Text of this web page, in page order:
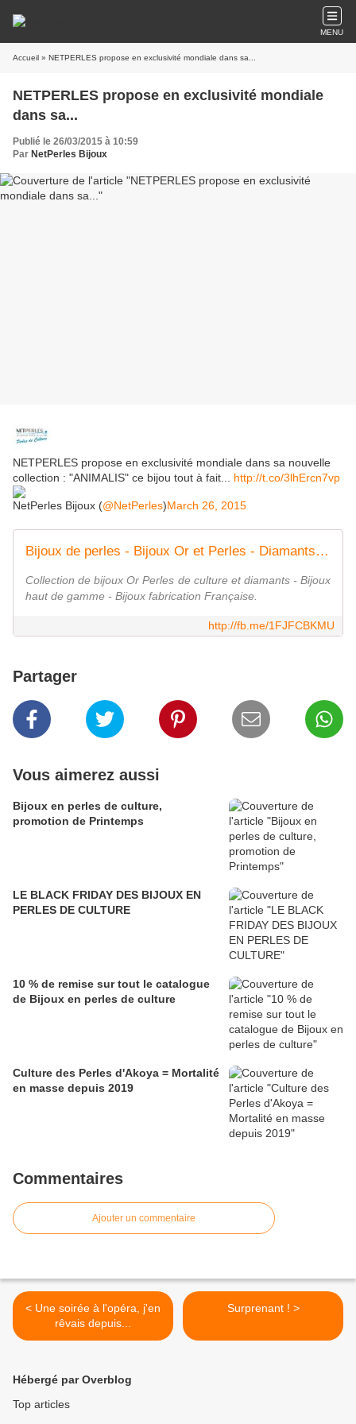
MENU
Accueil » NETPERLES propose en exclusivité mondiale dans sa...
NETPERLES propose en exclusivité mondiale
dans sa...
Publié le 26/03/2015 à 10:59
Par NetPerles Bijoux
NETPERLES propose en exclusivité mondiale dans sa nouvelle
collection : "ANIMALIS" ce bijou tout à fait... http://t.co/3lhErcn7vp
NetPerles Bijoux (@NetPerles)March 26, 2015
Bijoux de perles - Bijoux Or et Perles - Diamants et perles - Perles de Culture - Collection NETPERLES ANIMALIS
Collection de bijoux Or Perles de culture et diamants - Bijoux
haut de gamme - Bijoux fabrication Française.
http://fb.me/1FJFCBKMU
Partager
Vous aimerez aussi
Bijoux en perles de culture,
promotion de Printemps
LE BLACK FRIDAY DES BIJOUX EN
PERLES DE CULTURE
10 % de remise sur tout le catalogue
de Bijoux en perles de culture
Culture des Perles d'Akoya = Mortalité
en masse depuis 2019
Commentaires
Ajouter un commentaire
< Une soirée à l'opéra, j'en
rêvais depuis...
Surprenant ! >
Hébergé par Overblog
Top articles